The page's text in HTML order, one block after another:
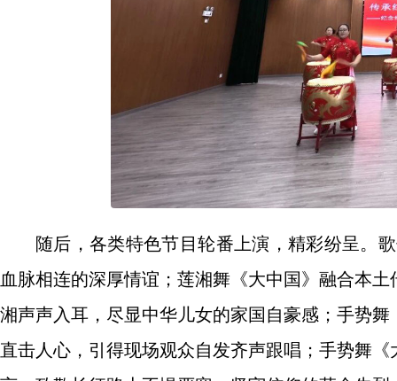
随后，各类特色节目轮番上演，精彩纷呈。
血脉相连的深厚情谊；莲湘舞《大中国》融合本
湘声声入耳，尽显中华儿女的家国自豪感；手势
直击人心，引得现场观众自发齐声跟唱；手势舞